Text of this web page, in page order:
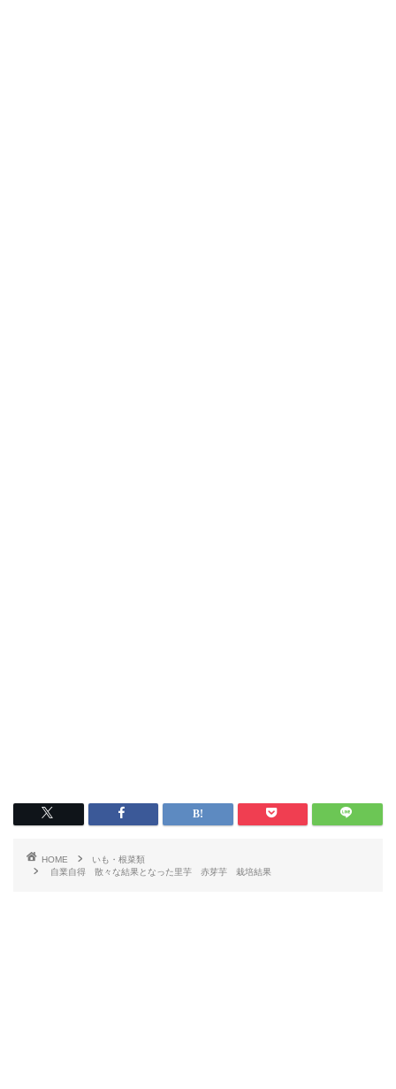
HOME
いも・根菜類
自業自得 散々な結果となった里芋 赤芽芋 栽培結果